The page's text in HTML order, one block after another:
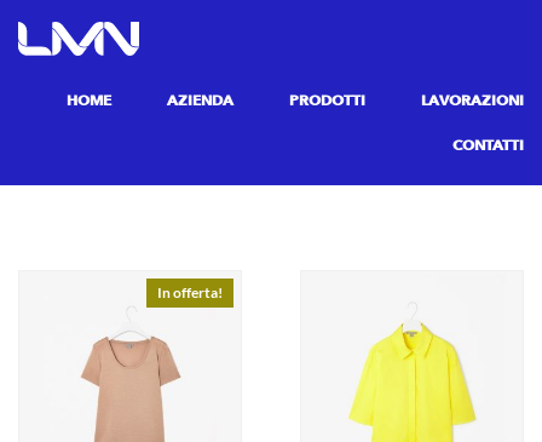
HOME AZIENDA PRODOTTI LAVORAZIONI
CONTATTI
In offerta!